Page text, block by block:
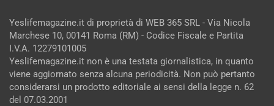
Yeslifemagazine.it di proprietà di WEB 365 SRL - Via Nicola
Marchese 10, 00141 Roma (RM) - Codice Fiscale e Partita
I.V.A. 12279101005
Yeslifemagazine.it non è una testata giornalistica, in quanto
viene aggiornato senza alcuna periodicità. Non può pertanto
considerarsi un prodotto editoriale ai sensi della legge n. 62
del 07.03.2001